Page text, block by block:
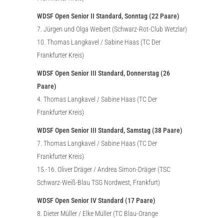
WDSF Open Senior II Standard, Sonntag (22 Paare)
7. Jürgen und Olga Weibert (Schwarz-Rot-Club Wetzlar)
10. Thomas Langkavel / Sabine Haas (TC Der
Frankfurter Kreis)
WDSF Open Senior III Standard, Donnerstag (26
Paare)
4. Thomas Langkavel / Sabine Haas (TC Der
Frankfurter Kreis)
WDSF Open Senior III Standard, Samstag (38 Paare)
7. Thomas Langkavel / Sabine Haas (TC Der
Frankfurter Kreis)
15.-16. Oliver Dräger / Andrea Simon-Dräger (TSC
Schwarz-Weiß-Blau TSG Nordwest, Frankfurt)
WDSF Open Senior IV Standard (17 Paare)
8. Dieter Müller / Elke Müller (TC Blau-Orange